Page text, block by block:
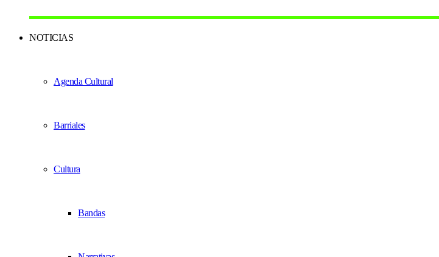
NOTICIAS
Agenda Cultural
Barriales
Cultura
Bandas